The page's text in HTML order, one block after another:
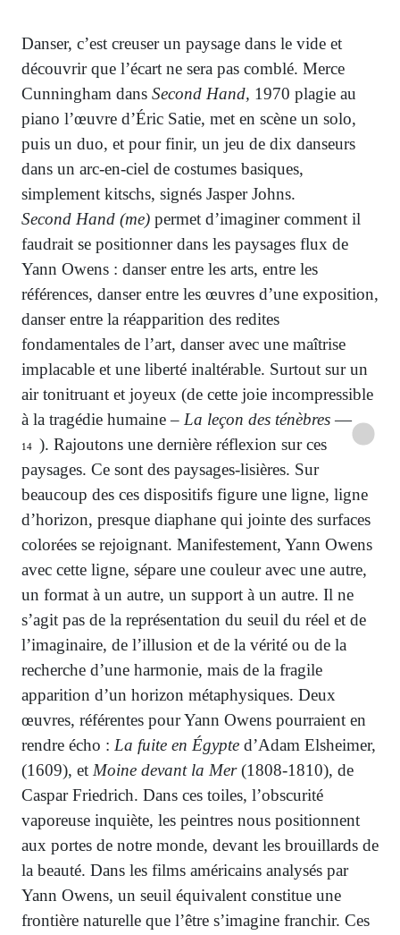
Danser, c’est creuser un paysage dans le vide et
découvrir que l’écart ne sera pas comblé. Merce
Cunningham dans Second Hand, 1970 plagie au
piano l’œuvre d’Éric Satie, met en scène un solo,
puis un duo, et pour finir, un jeu de dix danseurs
dans un arc-en-ciel de costumes basiques,
simplement kitschs, signés Jasper Johns.
Second Hand (me) permet d’imaginer comment il
faudrait se positionner dans les paysages flux de
Yann Owens : danser entre les arts, entre les
références, danser entre les œuvres d’une exposition,
danser entre la réapparition des redites
fondamentales de l’art, danser avec une maîtrise
implacable et une liberté inaltérable. Surtout sur un
air tonitruant et joyeux (de cette joie incompressible
à la tragédie humaine – La leçon des ténèbres—
14
). Rajoutons une dernière réflexion sur ces
paysages. Ce sont des paysages-lisières. Sur
beaucoup des ces dispositifs figure une ligne, ligne
d’horizon, presque diaphane qui jointe des surfaces
colorées se rejoignant. Manifestement, Yann Owens
avec cette ligne, sépare une couleur avec une autre,
un format à un autre, un support à un autre. Il ne
s’agit pas de la représentation du seuil du réel et de
l’imaginaire, de l’illusion et de la vérité ou de la
recherche d’une harmonie, mais de la fragile
apparition d’un horizon métaphysiques. Deux
œuvres, référentes pour Yann Owens pourraient en
rendre écho : La fuite en Égypte d’Adam Elsheimer,
(1609), et Moine devant la Mer(1808-1810), de
Caspar Friedrich. Dans ces toiles, l’obscurité
vaporeuse inquiète, les peintres nous positionnent
aux portes de notre monde, devant les brouillards de
la beauté. Dans les films américains analysés par
Yann Owens, un seuil équivalent constitue une
frontière naturelle que l’être s’imagine franchir. Ces